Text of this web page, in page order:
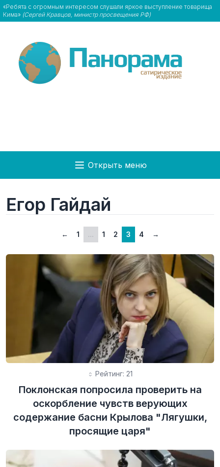
«Ребята с огромным интересом слушали яркое выступление товарища
Кима» (Сергей Кравцов, министр просвещения РФ)
Открыть меню
Егор Гайдай
← 1 ... 1 2 3 4 →
Рейтинг: 21
Поклонская попросила проверить на
оскорбление чувств верующих
содержание басни Крылова "Лягушки,
просящие царя"